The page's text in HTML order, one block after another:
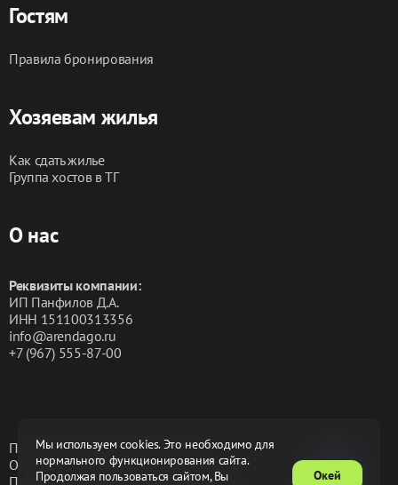
Мы используем cookies. Это необходимо для
нормального функционирования сайта.
Продолжая пользоваться сайтом, Вы
Окей
Гостям
Правила бронирования
Хозяевам жилья
Как сдать жилье
Группа хостов в ТГ
О нас
Реквизиты компании:
ИП Панфилов Д.А.
ИНН 151100313356
info@arendago.ru
+7 (967) 555-87-00
Политика конфиденциальности
Обработка персональных данных
Пользовательское соглашениеОферта